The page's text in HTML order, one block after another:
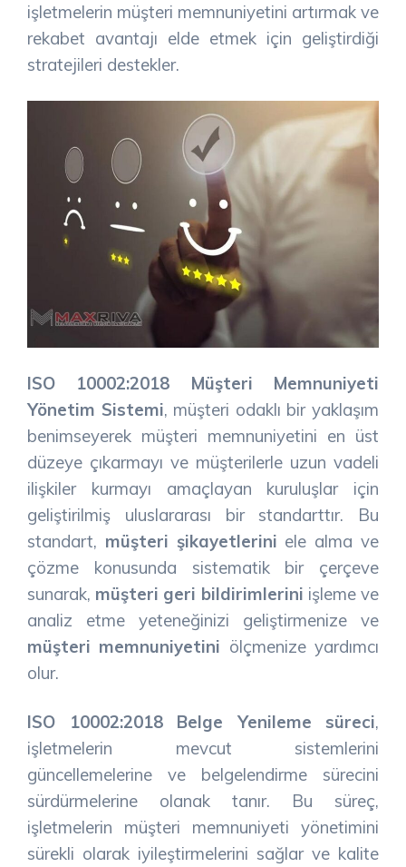
işletmelerin müşteri memnuniyetini artırmak ve
rekabet avantajı elde etmek için geliştirdiği
stratejileri destekler.
ISO 10002:2018 Müşteri Memnuniyeti
Yönetim Sistemi, müşteri odaklı bir yaklaşım
benimseyerek müşteri memnuniyetini en üst
düzeye çıkarmayı ve müşterilerle uzun vadeli
ilişkiler kurmayı amaçlayan kuruluşlar için
geliştirilmiş uluslararası bir standarttır. Bu
standart, müşteri şikayetlerini ele alma ve
çözme konusunda sistematik bir çerçeve
sunarak, müşteri geri bildirimlerini işleme ve
analiz etme yeteneğinizi geliştirmenize ve
müşteri memnuniyetini ölçmenize yardımcı
olur.
ISO 10002:2018 Belge Yenileme süreci,
işletmelerin mevcut sistemlerini
güncellemelerine ve belgelendirme sürecini
sürdürmelerine olanak tanır. Bu süreç,
işletmelerin müşteri memnuniyeti yönetimini
sürekli olarak iyileştirmelerini sağlar ve kalite